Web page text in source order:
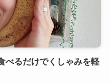
べるだけでくしゃみを軽